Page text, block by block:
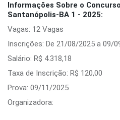
Informações Sobre o
Santanópolis-BA 1 - 2025:
Vagas: 12 Vagas
Inscrições: De 21/08/2025 a 09/
Salário: R$ 4.318,18
Taxa de Inscrição: R$ 120,00
Prova: 09/11/2025
Organizadora: